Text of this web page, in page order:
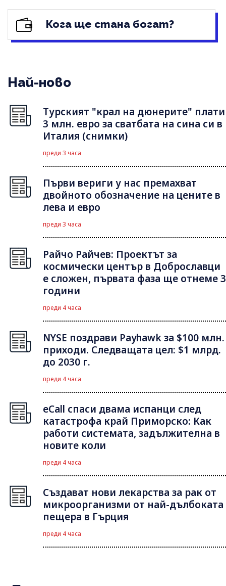
Кога ще стана богат?
Най-ново
Турският "крал на дюнерите" плати
3 млн. евро за сватбата на сина си в
Италия (снимки)
преди 3 часа
Първи вериги у нас премахват
двойното обозначение на цените в
лева и евро
преди 3 часа
Райчо Райчев: Проектът за
космически център в Доброславци
е сложен, първата фаза ще отнеме 3
години
преди 4 часа
NYSE поздрави Payhawk за $100 млн.
приходи. Следващата цел: $1 млрд.
до 2030 г.
преди 4 часа
eCall спаси двама испанци след
катастрофа край Приморско: Как
работи системата, задължителна в
новите коли
преди 4 часа
Създават нови лекарства за рак от
микроорганизми от най-дълбоката
пещера в Гърция
преди 4 часа